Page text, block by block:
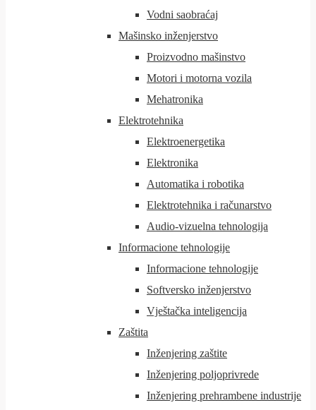
Vodni saobraćaj
Mašinsko inženjerstvo
Proizvodno mašinstvo
Motori i motorna vozila
Mehatronika
Elektrotehnika
Elektroenergetika
Elektronika
Automatika i robotika
Elektrotehnika i računarstvo
Audio-vizuelna tehnologija
Informacione tehnologije
Informacione tehnologije
Softversko inženjerstvo
Vještačka inteligencija
Zaštita
Inženjering zaštite
Inženjering poljoprivrede
Inženjering prehrambene industrije